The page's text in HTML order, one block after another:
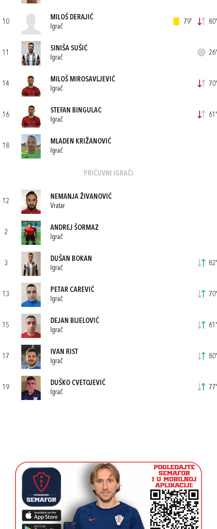
10
MILOŠ DERAJIĆ
Igrač
79' 80'
11
SINIŠA SUŠIĆ
Igrač
26'
14
MILOŠ MIROSAVLJEVIĆ
Igrač
70'
16
STEFAN BINGULAC
Igrač
61'
18
MLADEN KRIŽANOVIĆ
Igrač
PRIČUVNI IGRAČI
12
NEMANJA ŽIVANOVIĆ
Vratar
2
ANDREJ ŠORMAZ
Igrač
3
DUŠAN BOKAN
Igrač
82'
13
PETAR CAREVIĆ
Igrač
70'
15
DEJAN BIJELOVIĆ
Igrač
61'
17
IVAN RIST
Igrač
80'
19
DUŠKO CVETOJEVIĆ
Igrač
77'